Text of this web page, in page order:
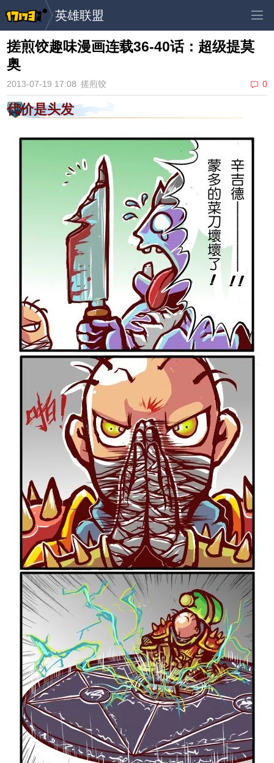
英雄联盟
搓煎饺趣味漫画连载36-40话：超级提莫
奥
2013-07-19 17:08 搓煎饺 0
代价是头发